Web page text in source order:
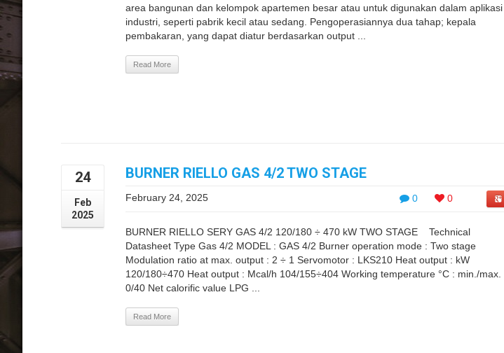
area bangunan dan kelompok apartemen besar atau untuk digunakan dalam aplikasi
industri, seperti pabrik kecil atau sedang. Pengoperasiannya dua tahap; kepala
pembakaran, yang dapat diatur berdasarkan output ...
Read More
24
Feb
2025
BURNER RIELLO GAS 4/2 TWO STAGE
0 0
February 24, 2025
BURNER RIELLO SERY GAS 4/2 120/180 ÷ 470 kW TWO STAGE Technical
Datasheet Type Gas 4/2 MODEL : GAS 4/2 Burner operation mode : Two stage
Modulation ratio at max. output : 2 ÷ 1 Servomotor : LKS210 Heat output : kW
120/180÷470 Heat output : Mcal/h 104/155÷404 Working temperature °C : min./max.
0/40 Net calorific value LPG ...
Read More